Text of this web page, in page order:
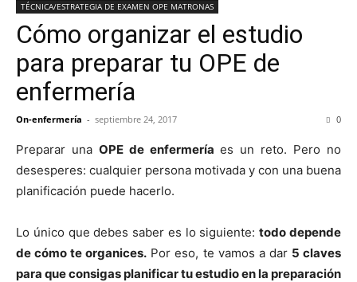
TÉCNICA/ESTRATEGIA DE EXAMEN OPE MATRONAS
Cómo organizar el estudio
para preparar tu OPE de
enfermería
On-enfermería - septiembre 24, 2017 0
Preparar una OPE de enfermería es un reto. Pero no
desesperes: cualquier persona motivada y con una buena
planificación puede hacerlo.
Lo único que debes saber es lo siguiente:todo depende
de cómo te organices. Por eso, te vamos a dar 5 claves
para que consigas planificar tu estudio en la preparación